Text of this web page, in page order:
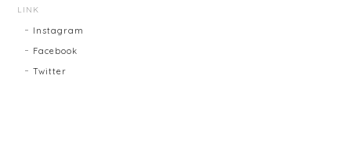
LINK
Instagram
Facebook
Twitter